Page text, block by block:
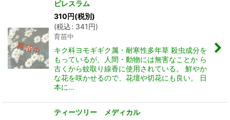
ピレスラム
310円(税別)
(税込: 341円)
育苗中
キク科ヨモギギク属・耐寒性多年草 殺虫成分を
もっているが、人間・動物には無害なことか ら
古くから蚊取り線香に使用されている。 鮮やか
な花を咲かせるので、花壇や切花にも良い。 日
本に…
ティーツリー メディカル